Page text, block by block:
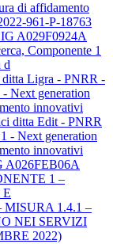
di affidamento
961-P-18763
A029F0924A
Componente 1
d
ditta Ligra - PNRR -
Next generation
innovativi
ditta Edit - PNRR
- Next generation
innovativi
A026FEB06A
1 –
E
1.4.1 –
NEI SERVIZI
2022)